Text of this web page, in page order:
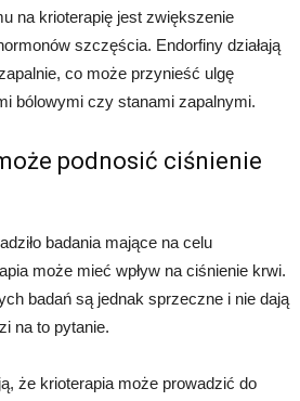
na krioterapię jest zwiększenie
szczęścia. Endorfiny działają
co może przynieść ulgę
bólowymi czy stanami zapalnymi.
podnosić ciśnienie
badania mające na celu
może mieć wpływ na ciśnienie krwi.
badań są jednak sprzeczne i nie dają
na to pytanie.
że krioterapia może prowadzić do